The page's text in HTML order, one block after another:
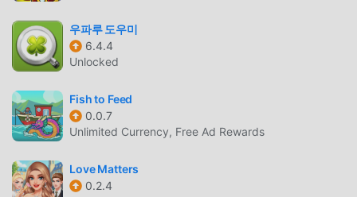
promete que nenhum mod do Little Lovely Dentistirá
cobrar nenhuma tarifa dos usuários, além de ser 100%
seguro e gratuito para instalar. Baixe o moddroid client
clique. O que você está esperando? Baixe o moddroid e
jogue!
JOGABILIDADE ÚNICA
Little Lovely Dentist é um jogo popular de casual . Sua
우파루 도우미
6.4.4
Unlocked
Fish to Feed
0.0.7
Unlimited Currency, Free Ad Rewards
Love Matters
0.2.4